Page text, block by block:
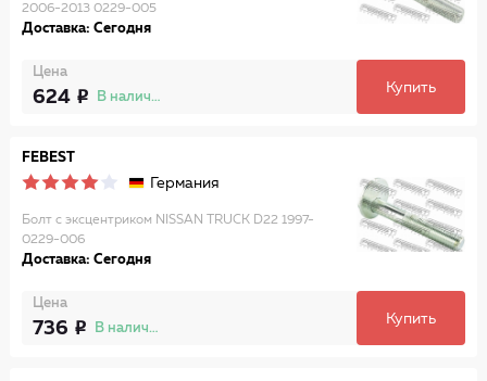
2006-2013 0229-005
Доставка: Сегодня
Цена
624 В наличии
Купить
FEBEST
Германия
Болт с эксцентриком NISSAN TRUCK D22 1997-
0229-006
Доставка: Сегодня
Цена
736 В наличии
Купить